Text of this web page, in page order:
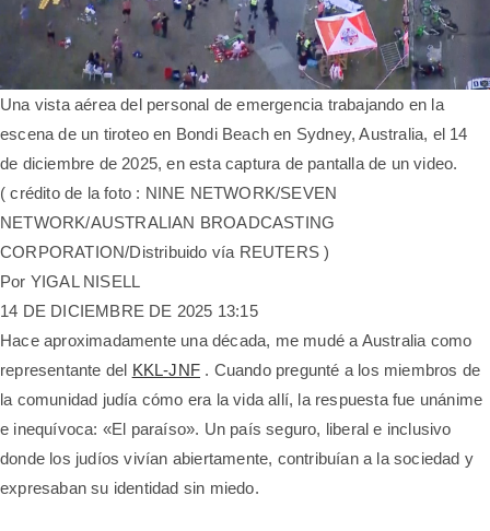
Una vista aérea del personal de emergencia trabajando en la
escena de un tiroteo en Bondi Beach en Sydney, Australia, el 14
de diciembre de 2025, en esta captura de pantalla de un video.
(crédito de la foto : NINE NETWORK/SEVEN
NETWORK/AUSTRALIAN BROADCASTING
CORPORATION/Distribuido vía REUTERS )
Por YIGAL NISELL
14 DE DICIEMBRE DE 2025 13:15
Hace aproximadamente una década, me mudé a Australia como
representante del KKL-JNF . Cuando pregunté a los miembros de
la comunidad judía cómo era la vida allí, la respuesta fue unánime
e inequívoca: «El paraíso». Un país seguro, liberal e inclusivo
donde los judíos vivían abiertamente, contribuían a la sociedad y
expresaban su identidad sin miedo.